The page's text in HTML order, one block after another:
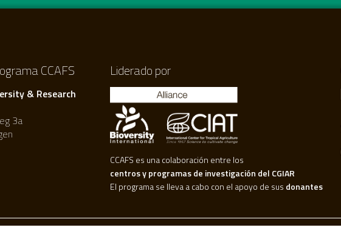
CCAFS
& Research
3a
Liderado por
CCAFS es una colaboración entre los
centros y programas de investigación del CGIAR
El programa se lleva a cabo con el apoyo de sus donantes
Commons Atribución-No Comercial 4.0